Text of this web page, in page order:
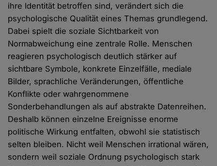
ihre Identität betroffen sind, verändert sich die
psychologische Qualität eines Themas grundlegend.
Dabei spielt die soziale Sichtbarkeit von
Normabweichung eine zentrale Rolle. Menschen
reagieren psychologisch deutlich stärker auf
sichtbare Symbole, konkrete Einzelfälle, mediale
Bilder, sprachliche Veränderungen, öffentliche
Konflikte oder wahrgenommene
Sonderbehandlungen als auf abstrakte Datenreihen.
Deshalb können einzelne Ereignisse enorme
politische Wirkung entfalten, obwohl sie statistisch
selten bleiben. Nicht weil Menschen irrational wären,
sondern weil soziale Ordnung psychologisch stark